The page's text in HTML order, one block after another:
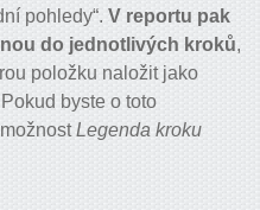
pohledy“. V reportu pak
do jednotlivých kroků,
položku naložit jako
byste o toto
Legenda kroku